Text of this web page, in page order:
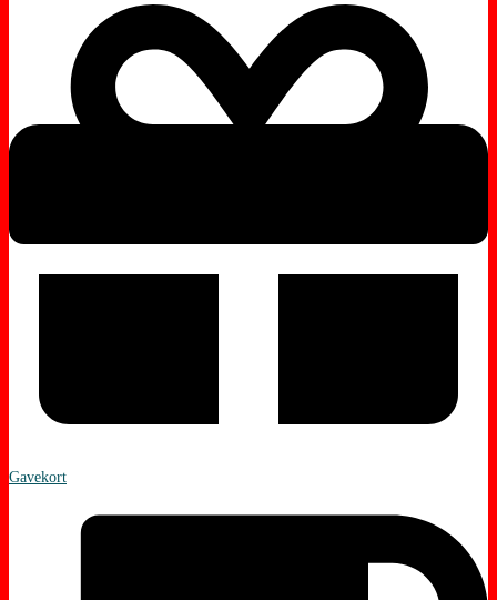
Gavekort